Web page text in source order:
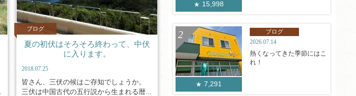
ブログ
夏の初伏はそろそろ終わって、中伏
に入ります。
2018.07.25
皆さん、三伏の候はご存知でしょうか。
三伏は中国古代の五行説から生まれる暦...
15,998
7,291
ブログ
2026.07.14
熱くなってきた季節にはこ
れ！